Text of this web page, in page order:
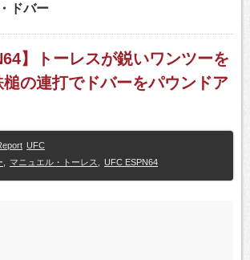
ドバー
】トーレスが鋭いワンツーを
の連打でドバーをパウンドア
UFC
マニュエル・トーレス UFC ESPN64